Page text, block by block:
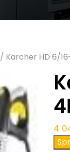
/ Kärcher HD 6/
4